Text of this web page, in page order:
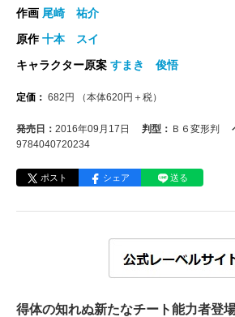
作画 尾崎 祐介
原作十本 スイ
キャラクター原案 すまき 俊悟
定価： 682 円 （本体620円＋税）
発売日： 2016年09月17日 判型： Ｂ６変形判
9784040720234
ポスト シェア 送る
得体の知れぬ新たなチート能力者